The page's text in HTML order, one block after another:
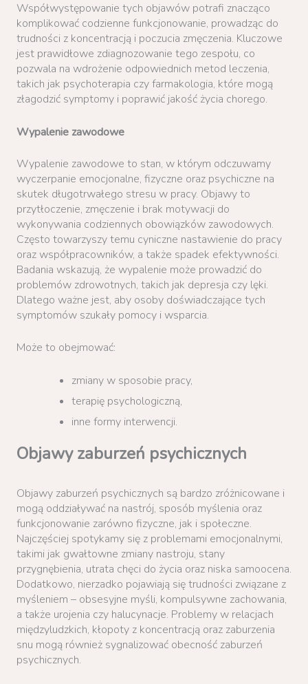
Współwystępowanie tych objawów potrafi znacząco
komplikować codzienne funkcjonowanie, prowadząc do
trudności z koncentracją i poczucia zmęczenia. Kluczowe
jest prawidłowe zdiagnozowanie tego zespołu, co
pozwala na wdrożenie odpowiednich metod leczenia,
takich jak psychoterapia czy farmakologia, które mogą
złagodzić symptomy i poprawić jakość życia chorego.
Wypalenie zawodowe
Wypalenie zawodowe to stan, w którym odczuwamy
wyczerpanie emocjonalne, fizyczne oraz psychiczne na
skutek długotrwałego stresu w pracy. Objawy to
przytłoczenie, zmęczenie i brak motywacji do
wykonywania codziennych obowiązków zawodowych.
Często towarzyszy temu cyniczne nastawienie do pracy
oraz współpracowników, a także spadek efektywności.
Badania wskazują, że wypalenie może prowadzić do
problemów zdrowotnych, takich jak depresja czy lęki.
Dlatego ważne jest, aby osoby doświadczające tych
symptomów szukały pomocy i wsparcia.
Może to obejmować:
zmiany w sposobie pracy,
terapię psychologiczną,
inne formy interwencji.
Objawy zaburzeń psychicznych
Objawy zaburzeń psychicznych są bardzo zróżnicowane i
mogą oddziaływać na nastrój, sposób myślenia oraz
funkcjonowanie zarówno fizyczne, jak i społeczne.
Najczęściej spotykamy się z problemami emocjonalnymi,
takimi jak gwałtowne zmiany nastroju, stany
przygnębienia, utrata chęci do życia oraz niska samoocena.
Dodatkowo, nierzadko pojawiają się trudności związane z
myśleniem – obsesyjne myśli, kompulsywne zachowania,
a także urojenia czy halucynacje. Problemy w relacjach
międzyludzkich, kłopoty z koncentracją oraz zaburzenia
snu mogą również sygnalizować obecność zaburzeń
psychicznych.